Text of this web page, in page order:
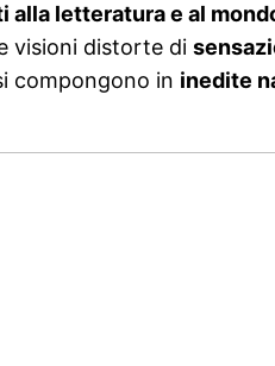
letteratura e al
visioni distorte di
compongono in inedite